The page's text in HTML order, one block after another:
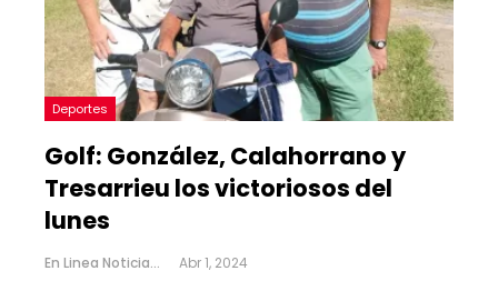
Deportes
Golf: González, Calahorrano y
Tresarrieu los victoriosos del
lunes
En Linea Noticias Abr 1, 2024